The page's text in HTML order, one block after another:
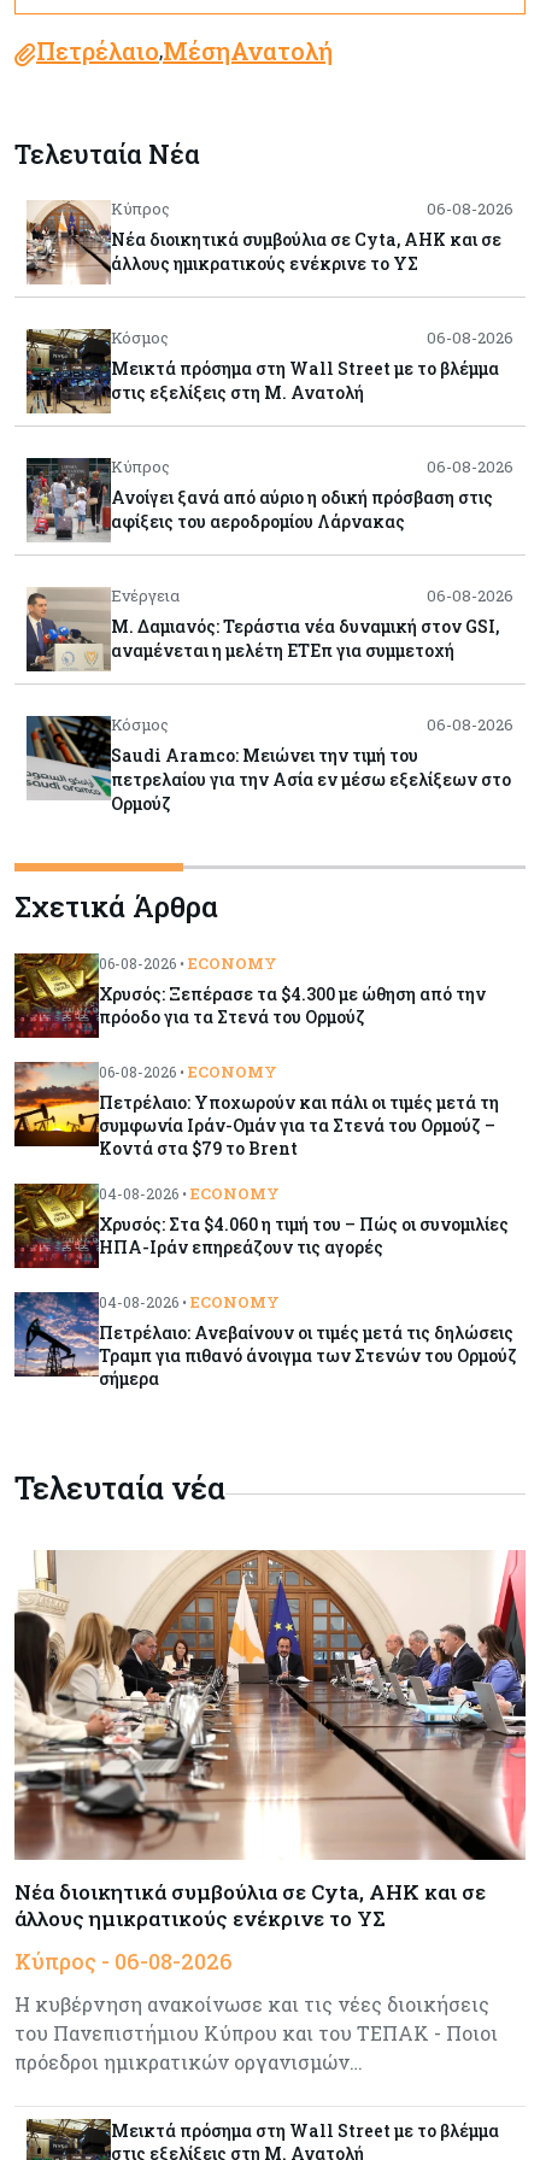
Πετρέλαιο,ΜέσηΑνατολή
Τελευταία Νέα
Κύπρος 06-08-2026
Νέα διοικητικά συμβούλια σε Cyta, AHK και σε
άλλους ημικρατικούς ενέκρινε το ΥΣ
Κόσμος 06-08-2026
Μεικτά πρόσημα στη Wall Street με το βλέμμα
στις εξελίξεις στη Μ. Ανατολή
Κύπρος 06-08-2026
Ανοίγει ξανά από αύριο η οδική πρόσβαση στις
αφίξεις του αεροδρομίου Λάρνακας
Ενέργεια 06-08-2026
Μ. Δαμιανός: Τεράστια νέα δυναμική στον GSI,
αναμένεται η μελέτη ΕΤΕπ για συμμετοχή
Κόσμος 06-08-2026
Saudi Aramco: Μειώνει την τιμή του
πετρελαίου για την Ασία εν μέσω εξελίξεων στο
Ορμούζ
Κύπρος 06-08-2026
Πιάνει δουλειά ο Κυπριακός Οργανισμός
Ανάπτυξης Επιχειρήσεων – Διορίστηκε το δ.σ.,
Κόσμος
κινηματογραφικών επιδόσεων και της
απουσίας του NBA
Banking
Commerzbank: Η Όρλοπ αλλάζει στάση
απέναντι στη UniCredit ενόψει κρίσιμων
διαπραγματεύσεων
Κόσμος
«Spider-Man: Brand New Day»: Έφτασε το 1
δισ. εισπράξεις σε μόλις 6 ημέρες
εμπορίου στην Κύπρο τον Ιούνιο
Κύπρος 06-08-2026
Στην κυκλοφορία ο νέος δρόμος Λάρνακας –
Δεκέλειας μετά από 26 χρόνια
Tech 06-08-2026
SoftBank: Κέρδη 8,5 δισ. δολαρίων από την
Intel – Ξεπέρασε τις εκτιμήσεις εν αναμονή της
εισαγωγής της OpenAI
Κύπρος 06-08-2026
Καύσιμα και στέγαση κράτησαν τον πληθωρισμό
στο 2,9%
Κύπρος
Δήμος Λευκωσίας: Νέα εποχή για το Παλιό ΓΣΠ
– Ολοκληρώθηκε η διαδικασία ανάθεσης των
υποστατικών
Κύπρος 06-08-2026
Ούτε άσπρος ούτε μαύρος καπνός για
Σχετικά Άρθρα
06-08-2026 • ECONOMY
Χρυσός: Ξεπέρασε τα $4.300 με ώθηση από την
πρόοδο για τα Στενά του Ορμούζ
06-08-2026 • ECONOMY
Πετρέλαιο: Υποχωρούν και πάλι οι τιμές μετά τη
συμφωνία Ιράν-Ομάν για τα Στενά του Ορμούζ –
Κοντά στα $79 το Brent
04-08-2026 • ECONOMY
Χρυσός: Στα $4.060 η τιμή του – Πώς οι συνομιλίες
ΗΠΑ-Ιράν επηρεάζουν τις αγορές
04-08-2026 • ECONOMY
Πετρέλαιο: Ανεβαίνουν οι τιμές μετά τις δηλώσεις
Τραμπ για πιθανό άνοιγμα των Στενών του Ορμούζ
σήμερα
Τελευταία νέα
Νέα διοικητικά συμβούλια σε Cyta, AHK και σε
άλλους ημικρατικούς ενέκρινε το ΥΣ
Κύπρος - 06-08-2026
Η κυβέρνηση ανακοίνωσε και τις νέες διοικήσεις
του Πανεπιστήμιου Κύπρου και του ΤΕΠΑΚ - Ποιοι
πρόεδροι ημικρατικών οργανισμών…
Μεικτά πρόσημα στη Wall Street με το βλέμμα
στις εξελίξεις στη Μ. Ανατολή